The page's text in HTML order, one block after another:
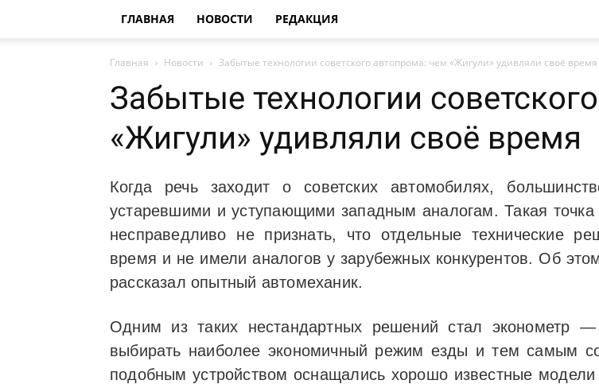
ГЛАВНАЯ НОВОСТИ РЕДАКЦИЯ
Главная Новости Забытые технологии советского автопрома: чем «Жигули» удивляли своё время
Забытые технологии
«Жигули» удивляли своё время
Когда речь заходит о советских автомобилях,
устаревшими и уступающими западным аналогам. Такая
несправедливо не признать, что отдельные технические
время и не имели аналогов у зарубежных конкурентов. Об
рассказал опытный автомеханик.
Одним из таких нестандартных решений стал эконометр
выбирать наиболее экономичный режим езды и тем самым
подобным устройством оснащались хорошо известные